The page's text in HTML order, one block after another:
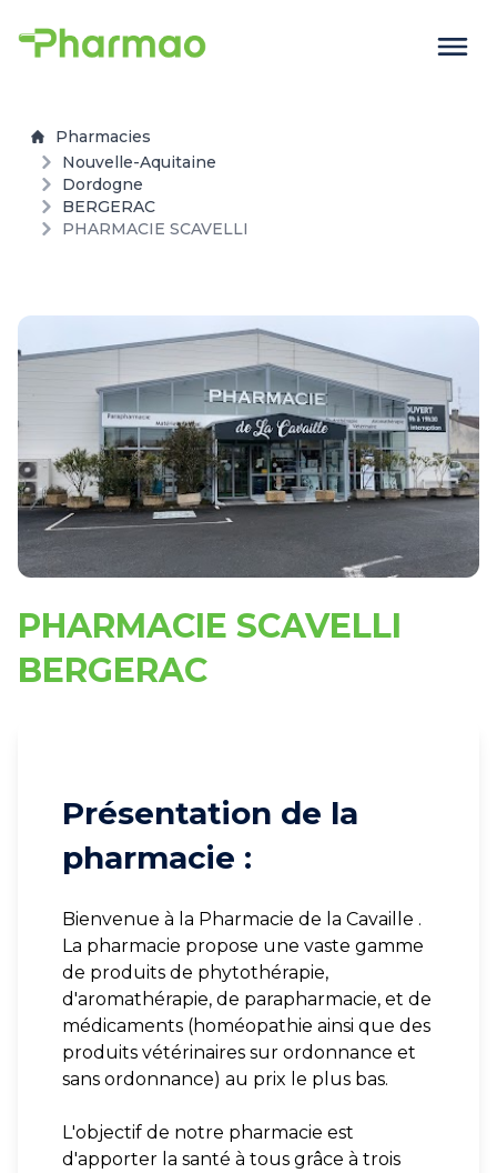
Pharmacies
Nouvelle-Aquitaine
Dordogne
BERGERAC
PHARMACIE SCAVELLI
PHARMACIE SCAVELLI
BERGERAC
Présentation de la
pharmacie :
Bienvenue à la Pharmacie de la Cavaille .
La pharmacie propose une vaste gamme
de produits de phytothérapie,
d'aromathérapie, de parapharmacie, et de
médicaments (homéopathie ainsi que des
produits vétérinaires sur ordonnance et
sans ordonnance) au prix le plus bas.
L'objectif de notre pharmacie est
d'apporter la santé à tous grâce à trois